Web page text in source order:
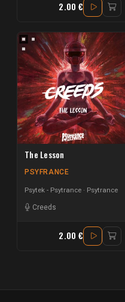
2.00 €
The Lesson
PSYFRANCE
Psytek - Psytrance Psytrance
Creeds
2.00 €